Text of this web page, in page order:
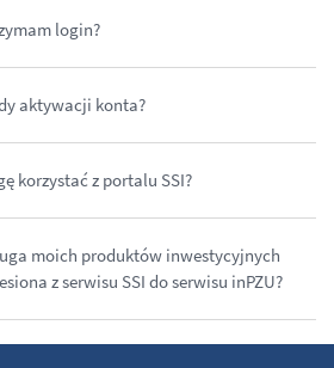
login?
aktywacji konta?
korzystać z portalu SSI?
moich produktów inwestycyjnych
z serwisu SSI do serwisu inPZU?